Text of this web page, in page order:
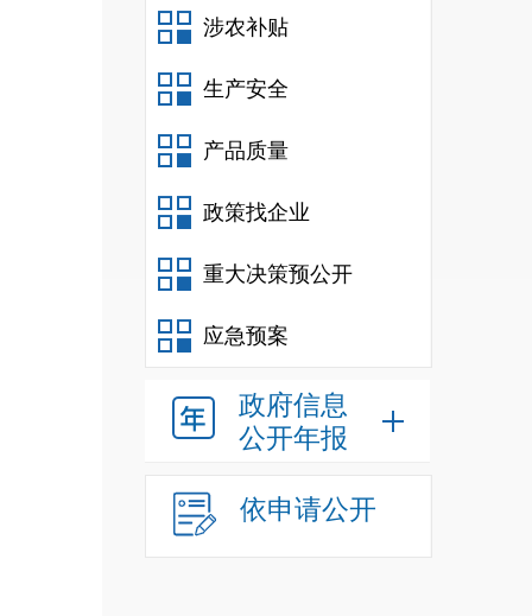
涉农补贴
生产安全
产品质量
政策找企业
重大决策预公开
应急预案
政府信息
公开年报
依申请公开